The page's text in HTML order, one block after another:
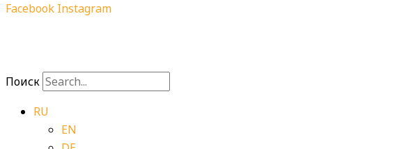
Facebook Instagram
Поиск
RU
EN